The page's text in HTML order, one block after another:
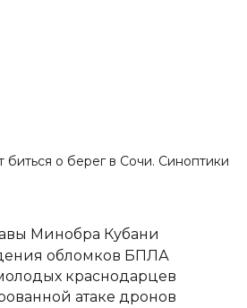
биться о берег в Сочи. Синоптики
Минобра Кубани
обломков БПЛА
краснодарцев
атаке дронов